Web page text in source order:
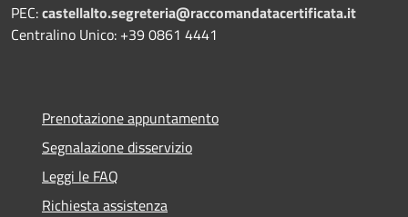
PEC:castellalto.segreteria@raccomandatacertificata.it
Centralino Unico: +39 0861 4441
Prenotazione appuntamento
Segnalazione disservizio
Leggi le FAQ
Richiesta assistenza